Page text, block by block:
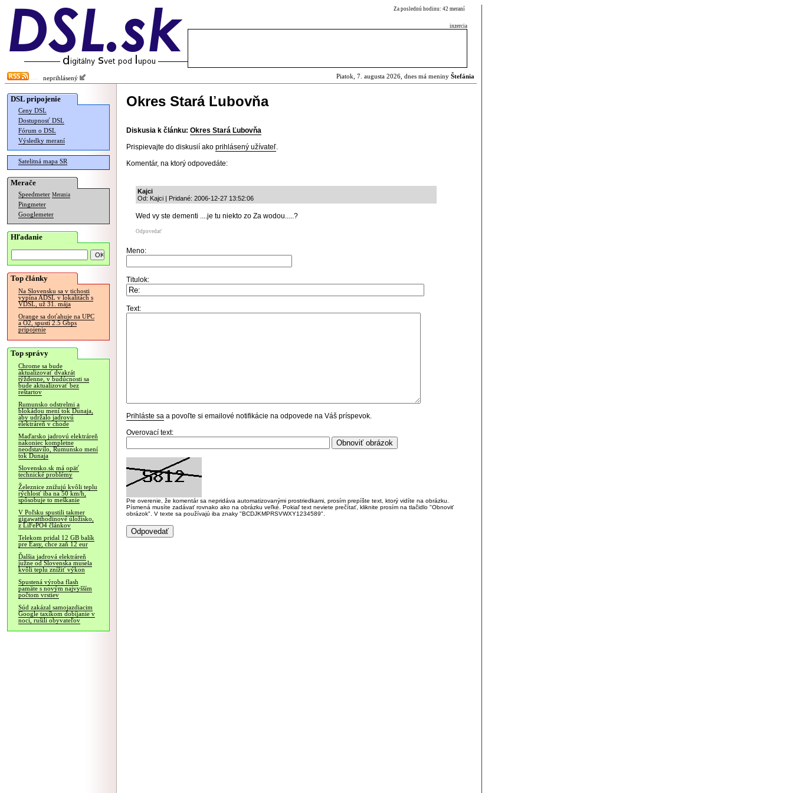
Za poslednú hodinu: 42 meraní
inzercia
neprihlásený Piatok, 7. augusta 2026, dnes má meniny Štefánia
DSL pripojenie
Ceny DSL
Dostupnosť DSL
Fórum o DSL
Výsledky meraní
Satelitná mapa SR
Merače
Speedmeter Merania
Pingmeter
Googlemeter
Hľadanie
Top články
Na Slovensku sa v tichosti
vypína ADSL v lokalitách s
VDSL, už 31. mája
Orange sa doťahuje na UPC
a O2, spustí 2.5 Gbps
pripojenie
Top správy
Chrome sa bude
aktualizovať dvakrát
týždenne, v budúcnosti sa
bude aktualizovať bez
reštartov
Rumunsko odstrelmi a
blokádou mení tok Dunaja,
aby udržalo jadrovú
elektráreň v chode
Maďarsko jadrovú elektráreň
nakoniec kompletne
neodstavilo, Rumunsko mení
tok Dunaja
Slovensko.sk má opäť
technické problémy
Železnice znižujú kvôli teplu
rýchlosť iba na 50 km/h,
spôsobuje to meškanie
V Poľsku spustili takmer
gigawatthodinové úložisko,
z LiFePO4 článkov
Telekom pridal 12 GB balík
pre Easy, chce zaň 12 eur
Ďalšia jadrová elektráreň
južne od Slovenska musela
kvôli teplu znížiť výkon
Spustená výroba flash
pamäte s novým najvyšším
počtom vrstiev
Súd zakázal samojazdiacim
Google taxíkom dobíjanie v
noci, rušili obyvateľov
Okres Stará Ľubovňa
Diskusia k článku: Okres Stará Ľubovňa
Prispievajte do diskusií ako prihlásený užívateľ.
Komentár, na ktorý odpovedáte:
Kajci
Od: Kajci | Pridané: 2006-12-27 13:52:06
Wed vy ste dementi ....je tu niekto zo Za wodou.....?
Odpovedať
Meno:
Titulok:
Text:
Prihláste sa a povoľte si emailové notifikácie na odpovede na Váš príspevok.
Overovací text:
Pre overenie, že komentár sa nepridáva automatizovanými prostriedkami, prosím prepíšte text, ktorý vidíte na obrázku.
Písmená musíte zadávať rovnako ako na obrázku veľké. Pokiaľ text neviete prečítať, kliknite prosím na tlačidlo "Obnoviť
obrázok". V texte sa používajú iba znaky "BCDJKMPRSVWXY1234589".